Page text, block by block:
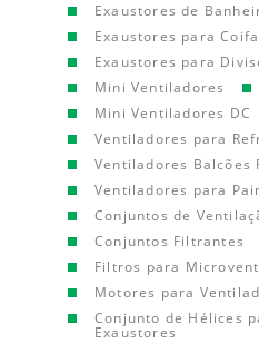
Exaustores de
Exaustores para
Exaustores para
Mini Ventiladores
Mini Ventiladores DC
Ventiladores para
Ventiladores Balcões
Ventiladores para
Conjuntos de
Conjuntos Filtrantes
Filtros para
Motores para
Conjunto de Hélices
Exaustores